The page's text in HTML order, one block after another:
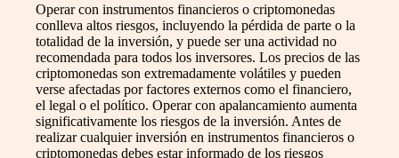
Operar con instrumentos financieros o criptomonedas
conlleva altos riesgos, incluyendo la pérdida de parte o la
totalidad de la inversión, y puede ser una actividad no
recomendada para todos los inversores. Los precios de las
criptomonedas son extremadamente volátiles y pueden
verse afectadas por factores externos como el financiero,
el legal o el político. Operar con apalancamiento aumenta
significativamente los riesgos de la inversión. Antes de
realizar cualquier inversión en instrumentos financieros o
criptomonedas debes estar informado de los riesgos